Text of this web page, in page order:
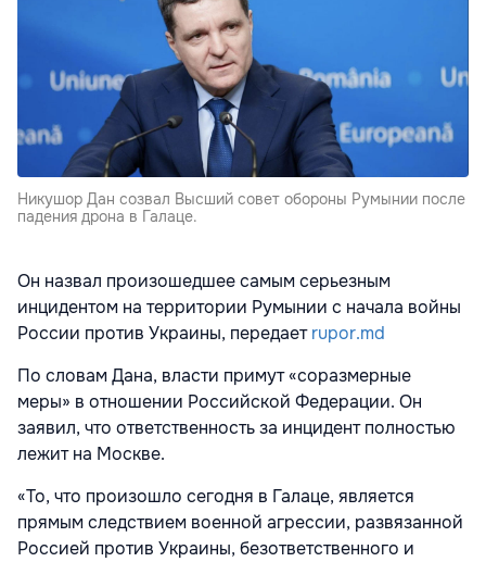
Никушор Дан созвал Высший совет обороны Румынии после
падения дрона в Галаце.
Он назвал произошедшее самым серьезным
инцидентом на территории Румынии с начала войны
России против Украины, передаетrupor.md
По словам Дана, власти примут «соразмерные
меры» в отношении Российской Федерации. Он
заявил, что ответственность за инцидент полностью
лежит на Москве.
«То, что произошло сегодня в Галаце, является
прямым следствием военной агрессии, развязанной
Россией против Украины, безответственного и